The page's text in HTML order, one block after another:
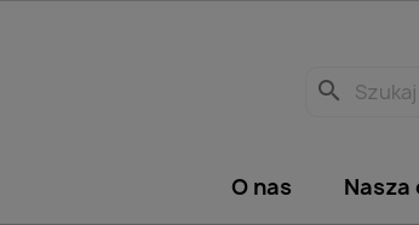
search
O nas